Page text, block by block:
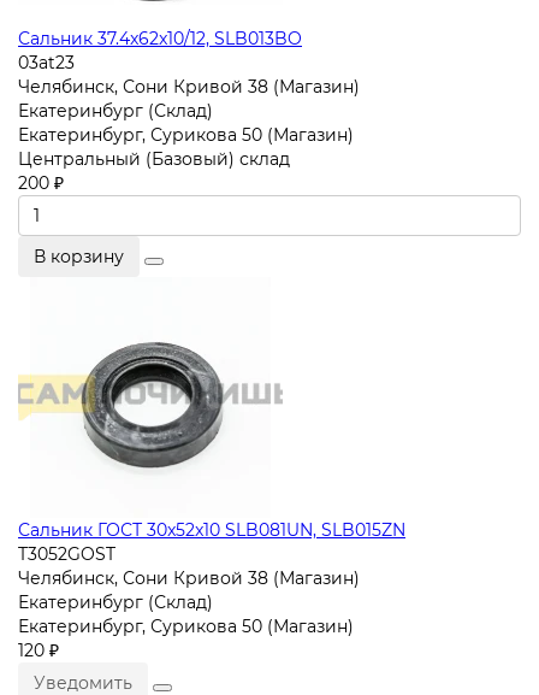
Сальник 37.4x62x10/12, SLB013BO
03at23
Челябинск, Сони Кривой 38 (Магазин)
Екатеринбург (Склад)
Екатеринбург, Сурикова 50 (Магазин)
Центральный (Базовый) склад
200 ₽
В корзину
Сальник ГОСТ 30x52x10 SLB081UN, SLB015ZN
T3052GOST
Челябинск, Сони Кривой 38 (Магазин)
Екатеринбург (Склад)
Екатеринбург, Сурикова 50 (Магазин)
120 ₽
Уведомить